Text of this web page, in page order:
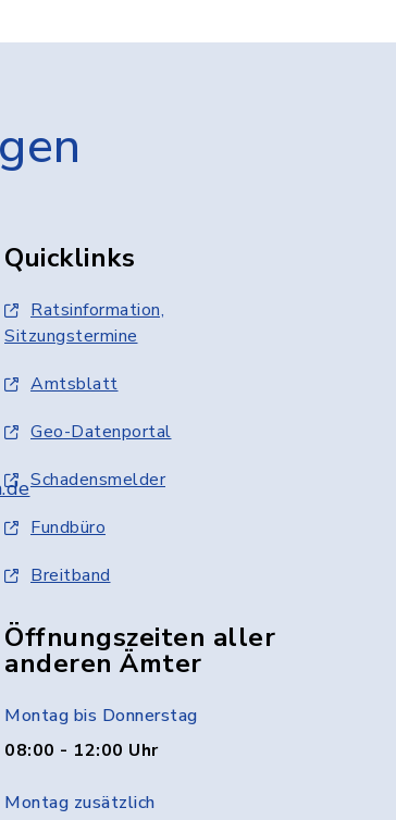
Quicklinks
Ratsinformation,
Sitzungstermine
Amtsblatt
Geo-Datenportal
Schadensmelder
Fundbüro
Breitband
Öffnungszeiten aller
anderen Ämter
Montag bis Donnerstag
08:00 - 12:00 Uhr
Montag zusätzlich